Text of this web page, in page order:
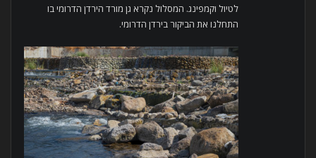
לטיול וקמפינג. המסלול נקרא גן מורד הירדן הדרומי בו
התחלנו את הביקור בירדן הדרומי.